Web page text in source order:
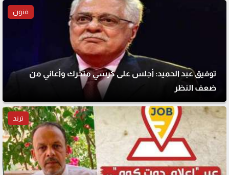
فنون
توفيق عبد الحميد: أجلس على كرسي متحرك وأعاني من
ضعف النظر
ترند